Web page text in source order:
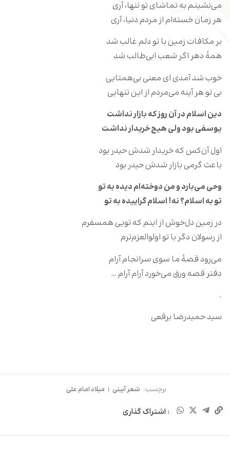
می‌‌نشینم به تماشای تو تنها، آری
هر زمان خسته‌‌ام از مردم دنیا، آری
بر مکافات زمین با تو دلم غالب شد
همۀ دهر اگر شعب ابی‌طالب شد
خوب شد آمدی ای معنی بی‌همتایی
بی تو هر آینه می‌‌مردم از این تنهایی
دین اسلام در آن روز که بازار نداشت
یوسفی بود ولی هیچ خریدار نداشت
اول آن‌کس که خریدار شدش حیدر بود
باعث گرمی بازار شدش حیدر بود
وحی می‌‌بارد و من دوخته‌‌ام دیده به تو
تو به اسلام؟ نه! اسلام گراییده به تو
در زمین دل‌خوش از اینم که تویی همسفرم
از رسولان دگر با تو اولوالعزم‌‌ترم
می‌‌رود قصۀ ما سوی سرانجام آرام
دفتر قصه ورق می‌‌خورد آرام آرام …
.
سید حمیدرضا برقعی
برچسب: شعر آیینی | میلاد امام علی
: اشتراک گذاری